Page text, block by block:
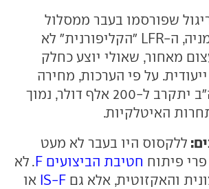
ריגול שפורסמו בעבר ממסלול
בגרמניה, ה-LFR "הקליפורנית" לא
מאחור, שאולי יוצע כחלק
על פי הערכות, מחירה
ההתחלתי בארה"ב יתקרב ל-200 אלף דולר, נמוך
האיטלקיות.
ללקסוס היו בעבר לא מעט
פיתוח חטיבת הביצועים F
. לא
IS-F או